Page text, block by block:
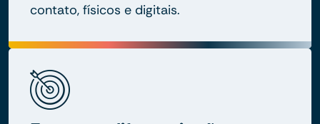
contato, físicos e digitais.